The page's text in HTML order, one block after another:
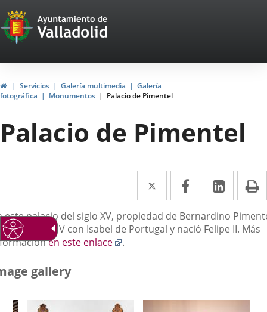
Portal
Web
del
Ayuntamiento
de
Valladolid
HomeServicios Galería multimedia
Galería
fotográfica
Monumentos Palacio de Pimentel
Palacio de Pimentel
Twitter
Enlace
a
una
aplicación
Facebook
Enlace
a
una
aplicación
Enlace
a
una
este palacio del siglo XV, propiedad de Bernardino
alojó Carlos V con Isabel de Portugal y nació Felipe II. Más
en este enlace
Enlace
aplicación
.
gallery